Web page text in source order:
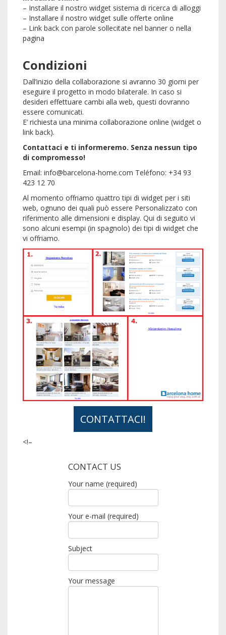
– Installare il nostro widget sistema di ricerca di alloggi
– Installare il nostro widget sulle offerte online
– Link back con parole sollecitate nel banner o nella
pagina
Condizioni
Dall’inizio della collaborazione si avranno 30 giorni per
eseguire il progetto in modo bilaterale. In caso si
desideri effettuare cambi alla web, questi dovranno
essere comunicati.
E’ richiesta una minima collaborazione online (widget o
link back).
Contattaci e ti informeremo. Senza nessun tipo
di compromesso!
Email: info@barcelona-home.com Teléfono: +34 93
423 12 70
Al momento offriamo quattro tipi di widget per i siti
web, ognuno dei quali può essere Personalizzato con
riferimento alle dimensioni e display. Qui di seguito vi
sono alcuni esempi (in spagnolo) dei tipi di widget che
vi offriamo.
CONTATTACI!
<!–
CONTACT US
Your name (required)
Your e-mail (required)
Subject
Your message